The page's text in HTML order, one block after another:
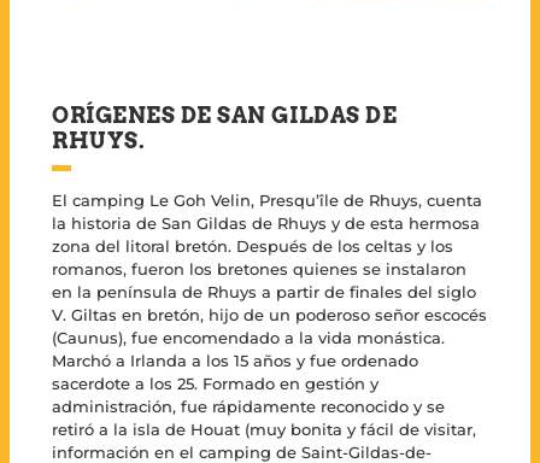
ORÍGENES DE SAN GILDAS DE
RHUYS.
El camping Le Goh Velin, Presqu’île de Rhuys, cuenta
la historia de San Gildas de Rhuys y de esta hermosa
zona del litoral bretón. Después de los celtas y los
romanos, fueron los bretones quienes se instalaron
en la península de Rhuys a partir de finales del siglo
V. Giltas en bretón, hijo de un poderoso señor escocés
(Caunus), fue encomendado a la vida monástica.
Marchó a Irlanda a los 15 años y fue ordenado
sacerdote a los 25. Formado en gestión y
administración, fue rápidamente reconocido y se
retiró a la isla de Houat (muy bonita y fácil de visitar,
información en el camping de Saint-Gildas-de-